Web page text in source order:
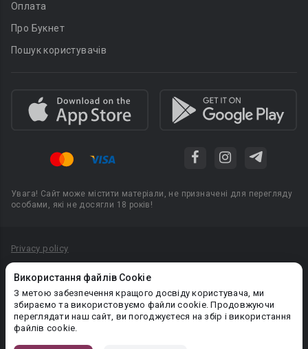
Використання файлів Cookie
З метою забезпечення кращого досвіду користувача, ми
збираємо та використовуємо файли cookie. Продовжуючи
переглядати наш сайт, ви погоджуєтеся на збір і використання
файлів cookie.
Оплата
Про Букнет
Пошук користувачів
Увага! Сайт може містити матеріали, не призначені для перегляду
особами, які не досягли 18 років!
Privacy policy
Політика конфіденційності
Правила публікації авторського контенту
PR-вiддiл: pr@booknet.com